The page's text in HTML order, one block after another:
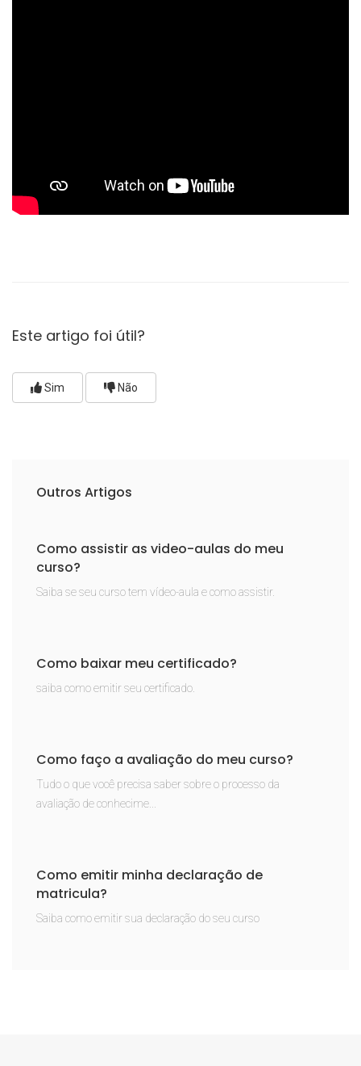
Este artigo foi útil?
Sim Não
Outros Artigos
Como assistir as video-aulas do meu
curso?
Saiba se seu curso tem vídeo-aula e como assistir.
Como baixar meu certificado?
saiba como emitir seu certificado.
Como faço a avaliação do meu curso?
Tudo o que você precisa saber sobre o processo da
avaliação de conhecime...
Como emitir minha declaração de
matricula?
Saiba como emitir sua declaração do seu curso